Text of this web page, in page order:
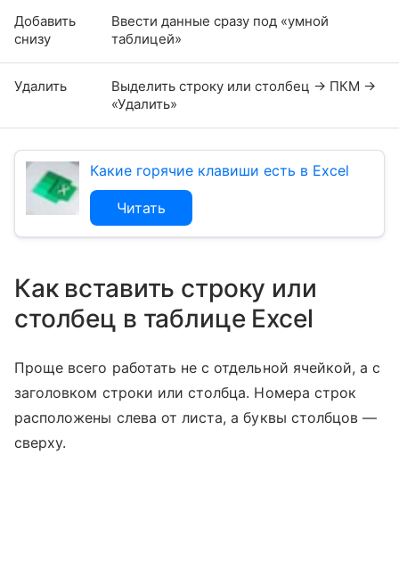
Добавить
снизу
Ввести данные сразу под «умной
таблицей»
Удалить
Выделить строку или столбец → ПКМ →
«Удалить»
Какие горячие клавиши есть в Excel
Читать
Как вставить строку или
столбец в таблице Excel
Проще всего работать не с отдельной ячейкой, а с
заголовком строки или столбца. Номера строк
расположены слева от листа, а буквы столбцов —
сверху.